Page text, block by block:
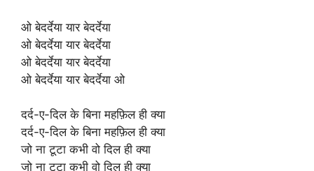
ओ बेदर्देया यार बेदर्देया
ओ बेदर्देया यार बेदर्देया
ओ बेदर्देया यार बेदर्देया
ओ बेदर्देया यार बेदर्देया ओ
दर्द-ए-दिल के बिना महफ़िल ही क्या
दर्द-ए-दिल के बिना महफ़िल ही क्या
जो ना टूटा कभी वो दिल ही क्या
जो ना टूटा कभी वो दिल ही क्या